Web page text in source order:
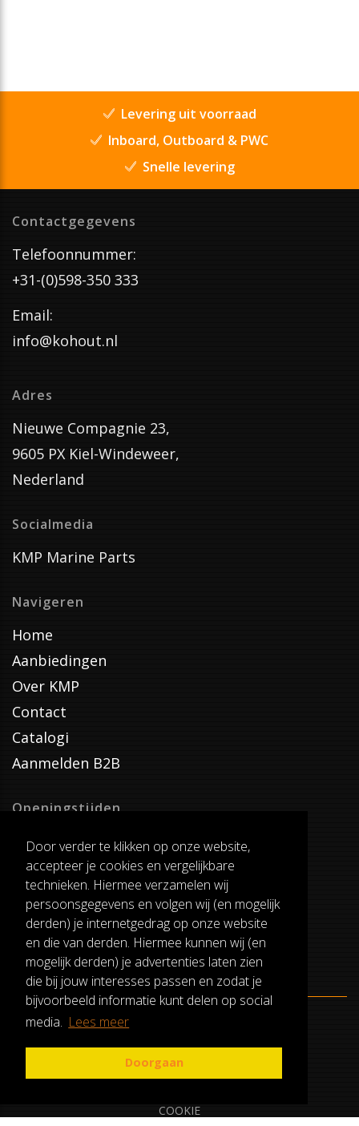
Door verder te klikken op onze website,
accepteer je cookies en vergelijkbare
technieken. Hiermee verzamelen wij
persoonsgegevens en volgen wij (en mogelijk
derden) je internetgedrag op onze website
en die van derden. Hiermee kunnen wij (en
mogelijk derden) je advertenties laten zien
die bij jouw interesses passen en zodat je
bijvoorbeeld informatie kunt delen op social
media. Lees meer
Doorgaan
Levering uit voorraad
Inboard, Outboard & PWC
Snelle levering
Contactgegevens
Telefoonnummer:
+31-(0)598-350 333
Email:
info@kohout.nl
Adres
Nieuwe Compagnie 23,
9605 PX Kiel-Windeweer,
Nederland
Socialmedia
KMP Marine Parts
Navigeren
Home
Aanbiedingen
Over KMP
Contact
Catalogi
Aanmelden B2B
Openingstijden
Dinsdag T/M Zaterdag
van 8:00-17:00
Verzenddagen
Dinsdag T/M Vrijdag
Pauze
12:30-13:00
ALGEMENE VOORWAARDEN
RUILEN EN RETOURNEREN
COOKIE